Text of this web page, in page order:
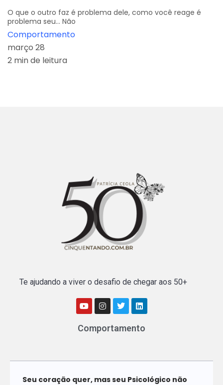
O que o outro faz é problema dele, como você reage é
problema seu... Não
Comportamento
março 28
2 min de leitura
Te ajudando a viver o desafio de chegar aos 50+
Comportamento
Seu coração quer, mas seu Psicológico não